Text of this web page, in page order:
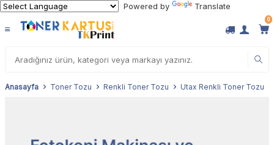
Powered by Translate
0
Anasayfa Toner Tozu Renkli Toner Tozu Utax Renkli Toner Tozu